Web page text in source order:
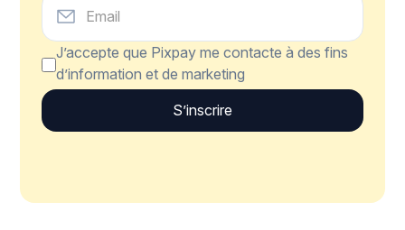
J’accepte que Pixpay me contacte à des fins
d’information et de marketing